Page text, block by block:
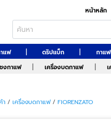
หน้าหลัก
แฟ | ดริปแบ็ก | กาแ
งกาแฟ
| เครื่องบดกาแฟ |
า / เครื่องบดกาแฟ/ FIORENZATO